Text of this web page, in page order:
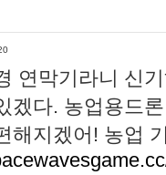
연막기라니 신
겠다. 농업용드
해지겠어! 농업